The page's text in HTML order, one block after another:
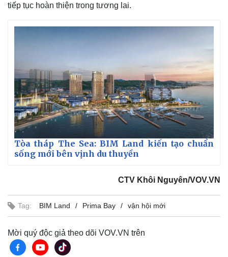
tiếp tục hoàn thiện trong tương lai.
Tòa tháp The Sea: BIM Land kiến tạo chuẩn
sống mới bên vịnh du thuyền
CTV Khôi Nguyên/VOV.VN
Tag: BIM Land Prima Bay vận hội mới
Mời quý độc giả theo dõi VOV.VN trên